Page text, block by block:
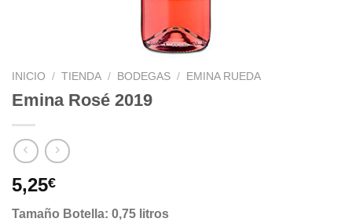
INICIO / TIENDA / BODEGAS / EMINA RUEDA
Emina Rosé 2019
5,25€
Tamaño Botella: 0,75 litros